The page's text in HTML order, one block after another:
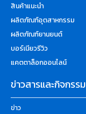
สินค้าแนะนำ
ผลิตภัณฑ์อุตสาหกรรม
ผลิตภัณฑ์ยานยนต์
บอร์เนียวรีวิว
แคตตาล็อกออนไลน์
ข่าวสารและกิจกรรม
ข่าว